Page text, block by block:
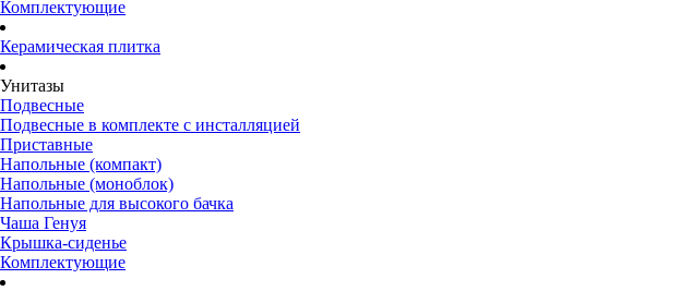
Комплектующие
Керамическая плитка
Унитазы
Подвесные
Подвесные в комплекте с инсталляцией
Приставные
Напольные (компакт)
Напольные (моноблок)
Напольные для высокого бачка
Чаша Генуя
Крышка-сиденье
Комплектующие